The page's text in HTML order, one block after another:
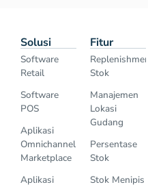
Solusi
Software
Retail
Software
POS
Aplikasi
Omnichannel
Marketplace
Aplikasi
Fitur
Replenishment
Stok
Manajemen
Lokasi
Gudang
Persentase
Stok
Stok Menipis